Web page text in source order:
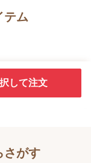
テム
して注文
さがす